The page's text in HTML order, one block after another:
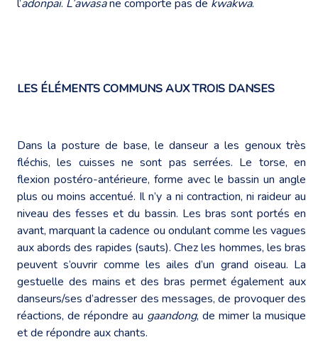
l’adonpaï. L’awasane comporte pas de kwakwa.
LES ÉLÉMENTS COMMUNS AUX TROIS DANSES
Dans la posture de base, le danseur a les genoux très
fléchis, les cuisses ne sont pas serrées. Le torse, en
flexion postéro-antérieure, forme avec le bassin un angle
plus ou moins accentué. Il n’y a ni contraction, ni raideur au
niveau des fesses et du bassin. Les bras sont portés en
avant, marquant la cadence ou ondulant comme les vagues
aux abords des rapides (sauts). Chez les hommes, les bras
peuvent s’ouvrir comme les ailes d’un grand oiseau. La
gestuelle des mains et des bras permet également aux
danseurs/ses d’adresser des messages, de provoquer des
réactions, de répondre au gaandong, de mimer la musique
et de répondre aux chants.